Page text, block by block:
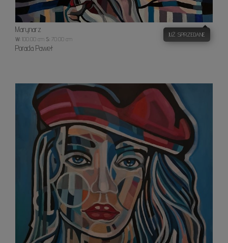
Marynarz
W: 100.00 cm S: 70.00 cm
Porada Paweł
JUŻ SPRZEDANE